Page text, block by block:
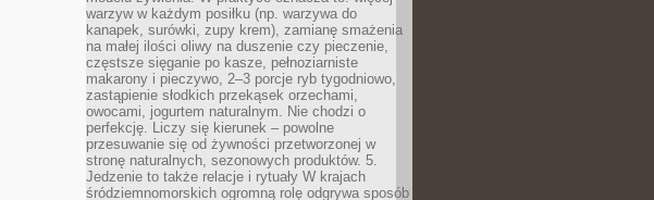
warzyw w każdym posiłku (np. warzywa do
kanapek, surówki, zupy krem), zamianę smażenia
na małej ilości oliwy na duszenie czy pieczenie,
częstsze sięganie po kasze, pełnoziarniste
makarony i pieczywo, 2–3 porcje ryb tygodniowo,
zastąpienie słodkich przekąsek orzechami,
owocami, jogurtem naturalnym. Nie chodzi o
perfekcję. Liczy się kierunek – powolne
przesuwanie się od żywności przetworzonej w
stronę naturalnych, sezonowych produktów. 5.
Jedzenie to także relacje i rytuały W krajach
śródziemnomorskich ogromną rolę odgrywa sposób